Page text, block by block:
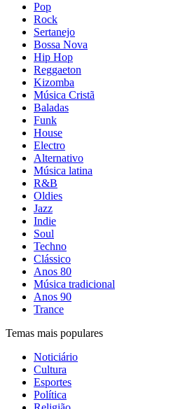
Pop
Rock
Sertanejo
Bossa Nova
Hip Hop
Reggaeton
Kizomba
Música Cristã
Baladas
Funk
House
Electro
Alternativo
Música latina
R&B
Oldies
Jazz
Indie
Soul
Techno
Clássico
Anos 80
Música tradicional
Anos 90
Trance
Temas mais populares
Noticiário
Cultura
Esportes
Política